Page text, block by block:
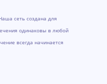
сеть создана для
одинаковы в любой
всегда начинается